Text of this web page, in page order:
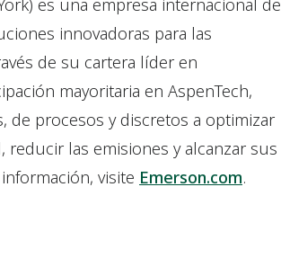
es una empresa internacional de
innovadoras para las
de su cartera líder en
mayoritaria en AspenTech,
de procesos y discretos a optimizar
las emisiones y alcanzar sus
visite Emerson.com.